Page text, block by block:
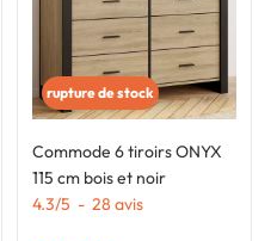
rupture de stock
Commode 6 tiroirs ONYX
115 cm bois et noir
4.3/5 - 28 avis